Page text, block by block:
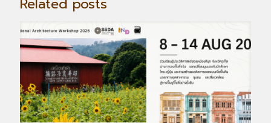
Related posts